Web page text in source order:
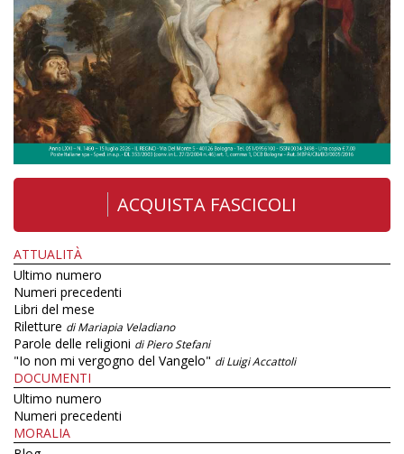
ACQUISTA FASCICOLI
ATTUALITÀ
Ultimo numero
Numeri precedenti
Libri del mese
Riletture di Mariapia Veladiano
Parole delle religioni di Piero Stefani
"Io non mi vergogno del Vangelo" di Luigi Accattoli
DOCUMENTI
Ultimo numero
Numeri precedenti
MORALIA